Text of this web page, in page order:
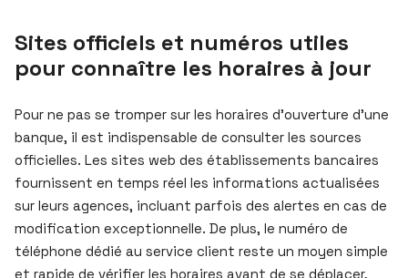
Sites officiels et numéros utiles
pour connaître les horaires à jour
Pour ne pas se tromper sur les horaires d’ouverture d’une
banque, il est indispensable de consulter les sources
officielles. Les sites web des établissements bancaires
fournissent en temps réel les informations actualisées
sur leurs agences, incluant parfois des alertes en cas de
modification exceptionnelle. De plus, le numéro de
téléphone dédié au service client reste un moyen simple
et rapide de vérifier les horaires avant de se déplacer,